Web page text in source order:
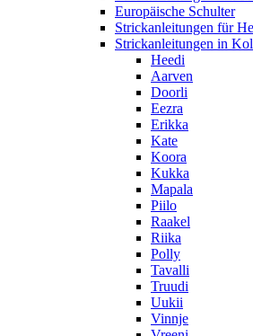
Europäische Schulter
Strickanleitungen für
Strickanleitungen in
Heedi
Aarven
Doorli
Eezra
Erikka
Kate
Koora
Kukka
Mapala
Piilo
Raakel
Riika
Polly
Tavalli
Truudi
Uukii
Vinnje